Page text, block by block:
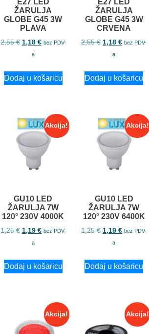
ŽARULJA
GLOBE G45 3W
PLAVA
2,55€ 1,18 € bez PDV-
a
Dodaj u košaricu
ŽARULJA
GLOBE G45 3W
CRVENA
2,55€ 1,18€ bez PDV-
a
Dodaj u košaricu
Akcija!
GU10 LED
ŽARULJA 7W
120° 230V 4000K
1,25€ 1,19 € bez PDV-
a
Dodaj u košaricu
Akcija!
GU10 LED
ŽARULJA 7W
120° 230V 6400K
1,25€ 1,19€ bez PDV-
a
Dodaj u košaricu
Akcija! Akcija!